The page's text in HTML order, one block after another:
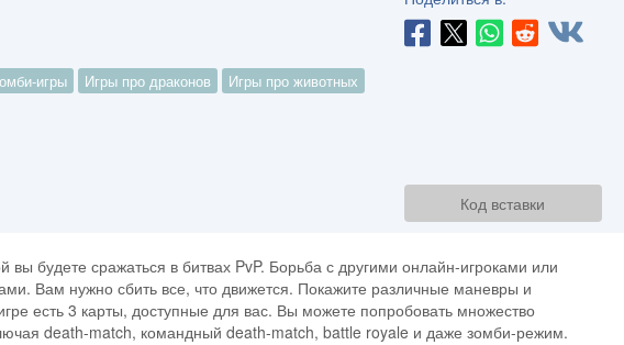
игры Игры про драконов Игры про животных
Код вставки
вы будете сражаться в битвах PvP. Борьба с другими онлайн-игроками или
Вам нужно сбить все, что движется. Покажите различные маневры и
есть 3 карты, доступные для вас. Вы можете попробовать множество
death-match, командный death-match, battle royale и даже зомби-режим.